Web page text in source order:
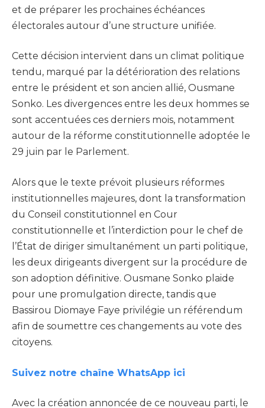
et de préparer les prochaines échéances
électorales autour d’une structure unifiée.
Cette décision intervient dans un climat politique
tendu, marqué par la détérioration des relations
entre le président et son ancien allié, Ousmane
Sonko. Les divergences entre les deux hommes se
sont accentuées ces derniers mois, notamment
autour de la réforme constitutionnelle adoptée le
29 juin par le Parlement.
Alors que le texte prévoit plusieurs réformes
institutionnelles majeures, dont la transformation
du Conseil constitutionnel en Cour
constitutionnelle et l’interdiction pour le chef de
l’État de diriger simultanément un parti politique,
les deux dirigeants divergent sur la procédure de
son adoption définitive. Ousmane Sonko plaide
pour une promulgation directe, tandis que
Bassirou Diomaye Faye privilégie un référendum
afin de soumettre ces changements au vote des
citoyens.
Suivez notre chaîne WhatsApp ici
Avec la création annoncée de ce nouveau parti, le